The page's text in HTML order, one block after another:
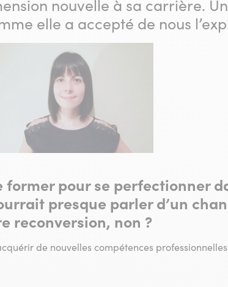
nouvelle à sa carrière.
elle a accepté de nous
former pour se perfectionner
presque parler d’un
reconversion, non ?
de nouvelles compétences